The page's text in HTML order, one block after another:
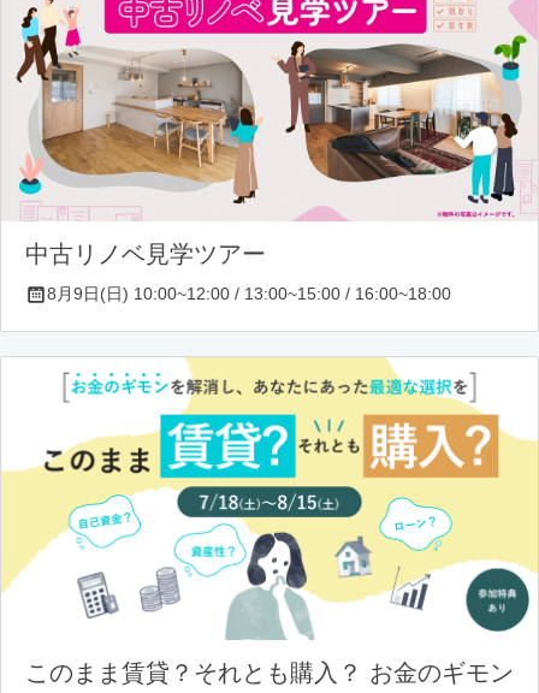
中古リノベ見学ツアー
8月9日(日) 10:00~12:00 / 13:00~15:00 / 16:00~18:00
このまま賃貸？それとも購入？ お金のギモン